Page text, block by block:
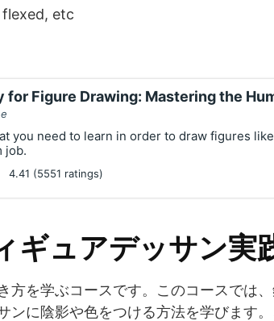
etc
for Figure Drawing: Mastering the
you need to learn in order to draw figures
job.
4.41 (5551 ratings)
ギュアデッサン実
方を学ぶコースです。このコースでは
ンに陰影や色をつける方法を学びます